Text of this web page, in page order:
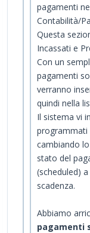
pagamenti
Contabilità/
Questa
Incassati e
Con un
pagamenti
verranno
quindi nella
Il sistema vi
programmati
cambiando lo
stato del
(scheduled)
scadenza.
Abbiamo
pagamenti